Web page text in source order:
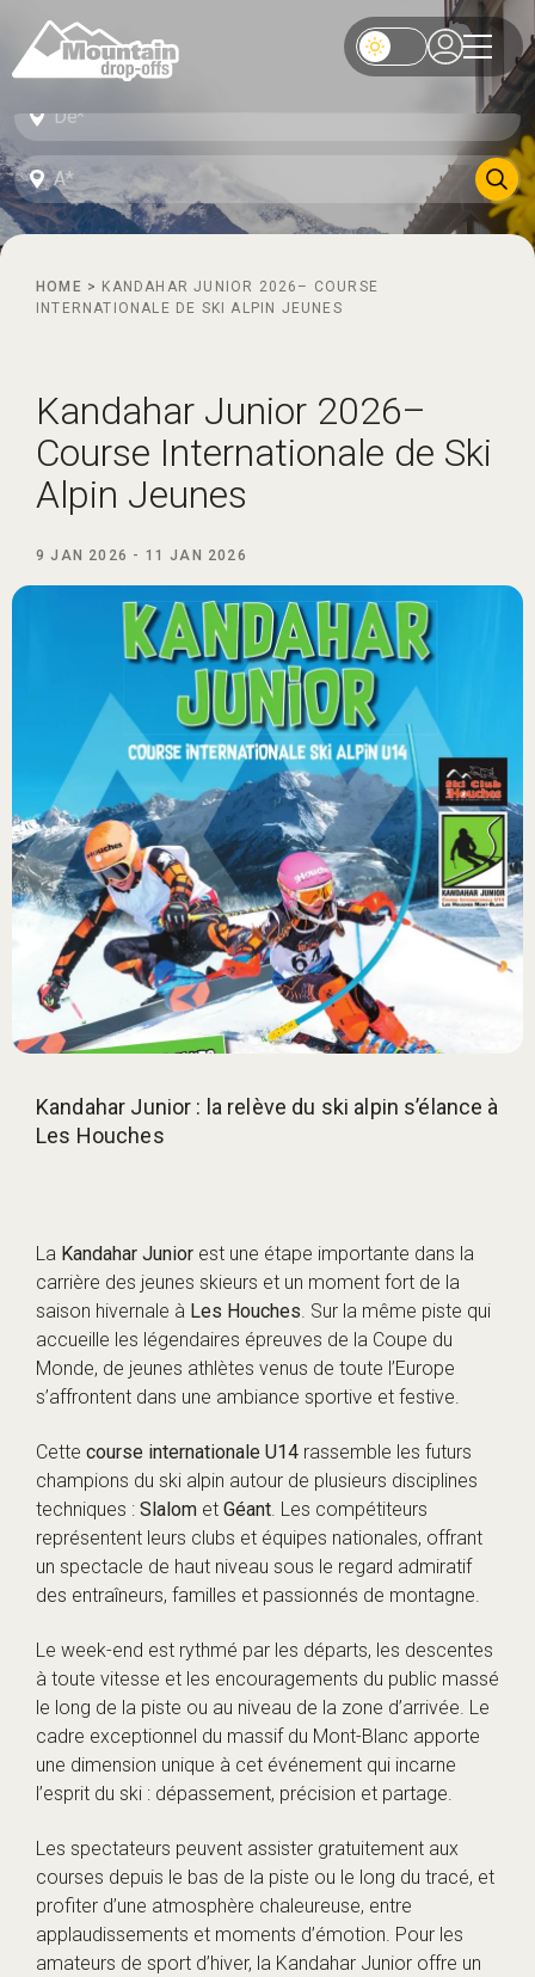
HOME > KANDAHAR JUNIOR 2026– COURSE
INTERNATIONALE DE SKI ALPIN JEUNES
Kandahar Junior 2026–
Course Internationale de Ski
Alpin Jeunes
9 JAN 2026 - 11 JAN 2026
Kandahar Junior : la relève du ski alpin s’élance à
Les Houches
La Kandahar Junior est une étape importante dans la
carrière des jeunes skieurs et un moment fort de la
saison hivernale à Les Houches. Sur la même piste qui
accueille les légendaires épreuves de la Coupe du
Monde, de jeunes athlètes venus de toute l’Europe
s’affrontent dans une ambiance sportive et festive.
Cette course internationale U14 rassemble les futurs
champions du ski alpin autour de plusieurs disciplines
techniques : Slalom et Géant. Les compétiteurs
représentent leurs clubs et équipes nationales, offrant
un spectacle de haut niveau sous le regard admiratif
des entraîneurs, familles et passionnés de montagne.
Le week-end est rythmé par les départs, les descentes
à toute vitesse et les encouragements du public massé
le long de la piste ou au niveau de la zone d’arrivée. Le
cadre exceptionnel du massif du Mont-Blanc apporte
une dimension unique à cet événement qui incarne
l’esprit du ski : dépassement, précision et partage.
Les spectateurs peuvent assister gratuitement aux
courses depuis le bas de la piste ou le long du tracé, et
profiter d’une atmosphère chaleureuse, entre
applaudissements et moments d’émotion. Pour les
amateurs de sport d’hiver, la Kandahar Junior offre un